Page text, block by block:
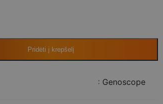
Pridėti į krepšelį
: Genoscope